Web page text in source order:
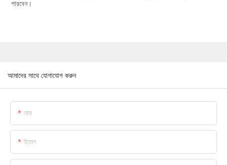
পারবেন।
আমাদের সাথে যোগাযোগ করুন
নাম
ইমেল